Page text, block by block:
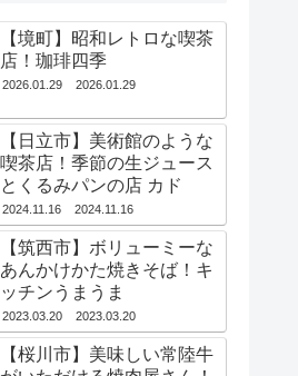
【境町】昭和レトロな喫茶
店！珈琲四季
2026.01.29 2026.01.29
【日立市】美術館のような
喫茶店！季節の生ジュース
とくるみパンの店 カド
2024.11.16 2024.11.16
【筑西市】ボリューミーな
あんかけかた焼きそば！キ
ッチンうまうま
2023.03.20 2023.03.20
【桜川市】美味しい常陸牛